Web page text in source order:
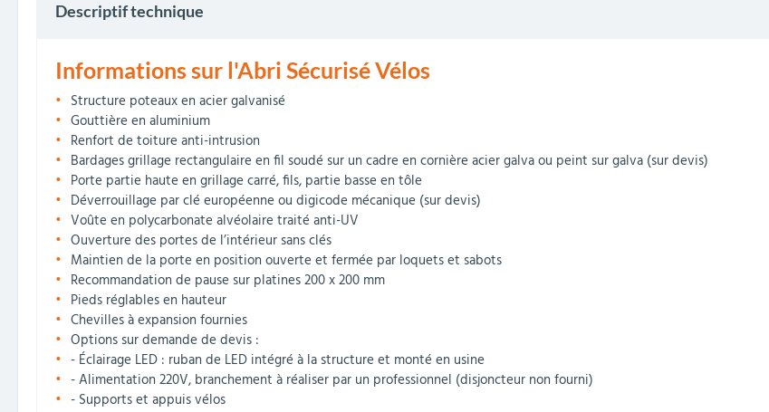
Descriptif technique
Informations sur l'Abri Sécurisé Vélos
Structure poteaux en acier galvanisé
Gouttière en aluminium
Renfort de toiture anti-intrusion
Bardages grillage rectangulaire en fil soudé sur un cadre en cornière acier galva ou peint sur galva (sur devis)
Porte partie haute en grillage carré, fils, partie basse en tôle
Déverrouillage par clé européenne ou digicode mécanique (sur devis)
Voûte en polycarbonate alvéolaire traité anti-UV
Ouverture des portes de l’intérieur sans clés
Maintien de la porte en position ouverte et fermée par loquets et sabots
Recommandation de pause sur platines 200 x 200 mm
Pieds réglables en hauteur
Chevilles à expansion fournies
Options sur demande de devis :
- Éclairage LED : ruban de LED intégré à la structure et monté en usine
- Alimentation 220V, branchement à réaliser par un professionnel (disjoncteur non fourni)
- Supports et appuis vélos